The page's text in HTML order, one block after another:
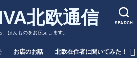
SEARCH
、ほんものをお伝えします。
お店のお話 北欧在住者に聞いてみた！